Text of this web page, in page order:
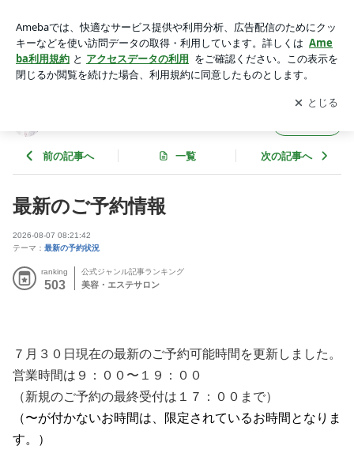
ン
アプリをダウンロードして ブログの更新通知
を受け取りまし
ょう。
開く
前の記事へ 一覧 次の記事へ
最新のご予約情報
2026-08-07 08:21:42
テーマ： 最新の予約状況
ranking
503
公式ジャンル記事ランキング
美容・エステサロン
７月３０日現在の最新のご予約可能時間を更新しました。
営業時間は９：００〜１９：００
（新規のご予約の最終受付は１７：００まで）
（〜が付かないお時間は、限定されているお時間となりま
す。）